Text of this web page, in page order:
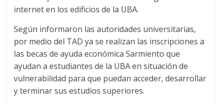
internet en los edificios de la UBA.
Según informaron las autoridades universitarias,
por medio del TAD ya se realizan las inscripciones a
las becas de ayuda económica Sarmiento que
ayudan a estudiantes de la UBA en situación de
vulnerabilidad para que puedan acceder, desarrollar
y terminar sus estudios superiores.